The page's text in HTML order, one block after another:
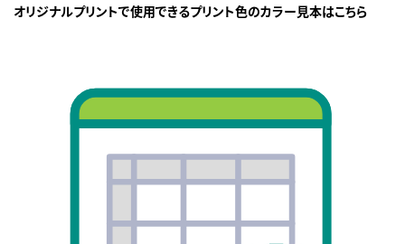
オリジナルプリントで使用できるプリント色のカラー見本はこちら